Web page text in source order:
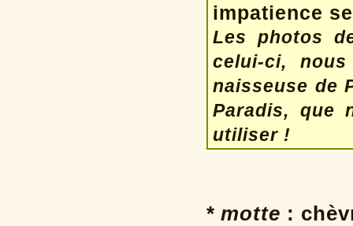
impatience
Les photos
celui-ci,
naisseuse de
Paradis, que
utiliser !
* motte :